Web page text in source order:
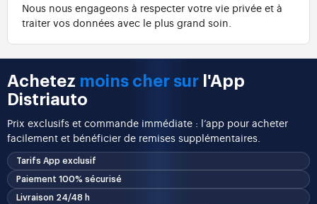
Nous nous engageons à respecter votre vie privée et à
traiter vos données avec le plus grand soin.
Achetez moins cher sur l'App
Distriauto
Prix exclusifs et commande immédiate : l’app pour acheter
facilement et bénéficier de remises supplémentaires.
Tarifs App exclusif
Paiement 100% sécurisé
Livraison 24/48 h